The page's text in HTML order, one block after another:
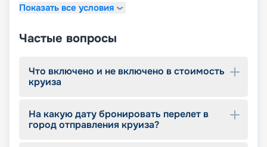
Показать все условия
Частые вопросы
Что включено и не включено в стоимость
круиза
На какую дату бронировать перелет в
город отправления круиза?